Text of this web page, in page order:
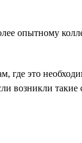
опытному
где это
возникли такие